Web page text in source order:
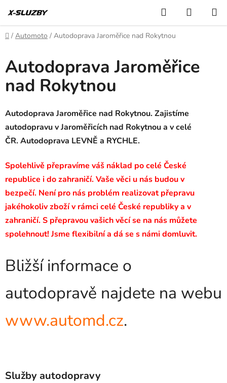
na
obsah
Hledat
KOŠÍK
Domů
/ Automoto / Autodoprava Jaroměřice nad Rokytnou
Autodoprava Jaroměřice
nad Rokytnou
Autodoprava Jaroměřice nad Rokytnou. Zajistíme
autodopravu v Jaroměřicích nad Rokytnou a v celé
ČR. Autodoprava LEVNĚ a RYCHLE.
Spolehlivě přepravíme váš náklad po celé České
republice i do zahraničí. Vaše věci u nás budou v
bezpečí. Není pro nás problém realizovat přepravu
jakéhokoliv zboží v rámci celé České republiky a v
zahraničí. S přepravou vašich věcí se na nás můžete
spolehnout! Jsme flexibilní a dá se s námi domluvit.
Bližší informace o
autodopravě najdete na webu
www.automd.cz.
Služby autodopravy